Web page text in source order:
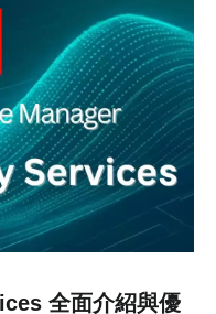
全面介紹與優